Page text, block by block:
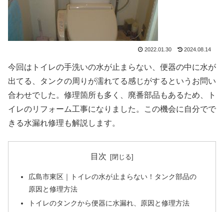
2022.01.30 2024.08.14
今回はトイレの手洗いの水が止まらない、便器の中に水が
出てる、タンクの周りが濡れてる感じがするというお問い
合わせでした。修理箇所も多く、廃番部品もあるため、ト
イレのリフォーム工事になりました。この機会に自分でで
きる水漏れ修理も解説します。
目次
広島市東区｜トイレの水が止まらない！タンク部品の
原因と修理方法
トイレのタンクから便器に水漏れ、原因と修理方法